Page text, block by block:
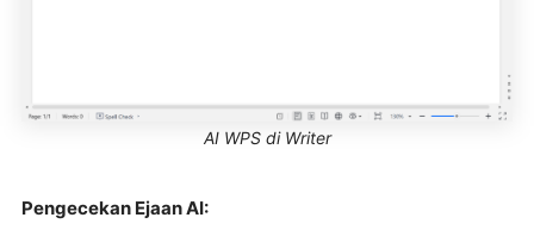
AI WPS di Writer
Pengecekan Ejaan AI: